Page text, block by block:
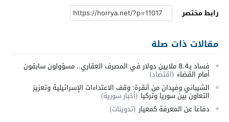
رابط مختصر
مقالات ذات صلة
فساد بـ8.4 ملايين دولار في المصرف العقاري.. مسؤولون سابقون
أمام القضاء (اقتصاد)
الشيباني وفيدان من أنقرة: وقف الاعتداءات الإسرائيلية وتعزيز
التعاون بين سوريا وتركيا (أخبار سورية)
دفاعاً عن المعرفة كمعيار (تدوينات)